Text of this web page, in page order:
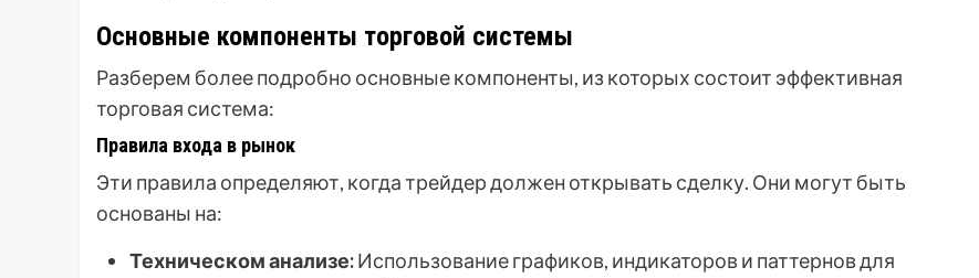
Основные компоненты торговой системы
Разберем более подробно основные компоненты, из которых состоит эффективная
торговая система:
Правила входа в рынок
Эти правила определяют, когда трейдер должен открывать сделку. Они могут быть
основаны на:
Техническом анализе:Использование графиков, индикаторов и паттернов для